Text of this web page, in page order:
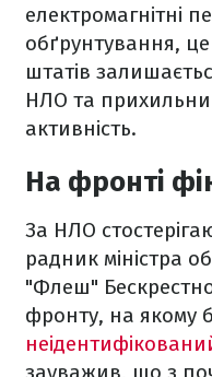
електромагнітні
обґрунтування,
штатів
НЛО та
активність.
На фронті
За НЛО
радник міністра
"Флеш"
фронту, на якому